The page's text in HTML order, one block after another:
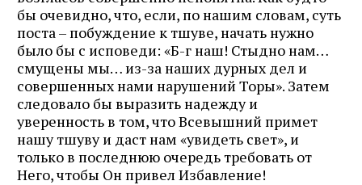
бы очевидно, что, если, по нашим словам, суть
поста – побуждение к тшуве, начать нужно
было бы с исповеди: «Б-г наш! Стыдно нам…
смущены мы… из-за наших дурных дел и
совершенных нами нарушений Торы». Затем
следовало бы выразить надежду и
уверенность в том, что Всевышний примет
нашу тшуву и даст нам «увидеть свет», и
только в последнюю очередь требовать от
Него, чтобы Он привел Избавление!